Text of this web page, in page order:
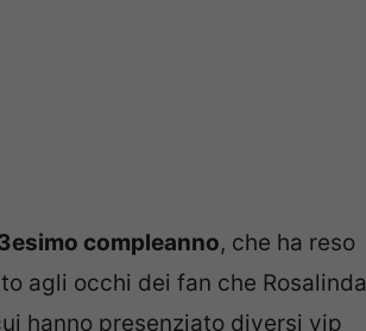
compleanno, che ha reso
agli occhi dei fan che Rosalinda
hanno presenziato diversi vip